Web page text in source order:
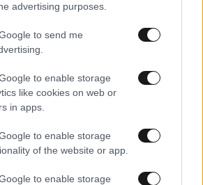
advertising purposes.
to send me
to enable storage
like cookies on web or
in apps.
to enable storage
of the website or app.
to enable storage
οποιαδήποτε συμφωνία με